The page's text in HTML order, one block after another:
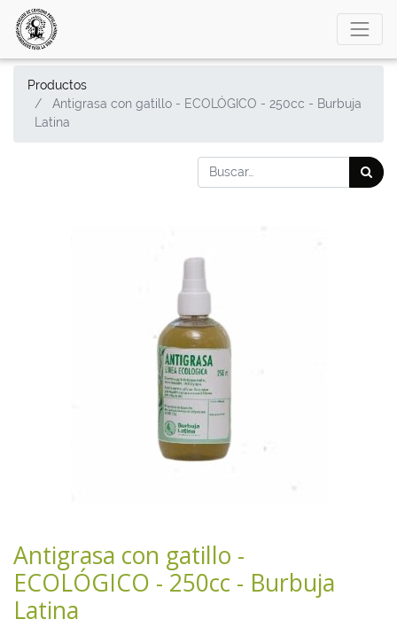
Productos
Antigrasa con gatillo - ECOLÓGICO - 250cc - Burbuja
Latina
Antigrasa con gatillo -
ECOLÓGICO - 250cc - Burbuja
Latina